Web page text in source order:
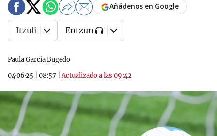
Paula García Bugedo
04·06·25
08:57 |Actualizado a las 09:42
Añádenos en Google
Itzuli Entzun